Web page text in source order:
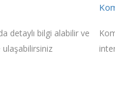
detaylı bilgi alabilir ve